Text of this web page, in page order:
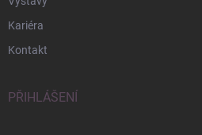
Kariéra
Kontakt
PŘIHLÁŠENÍ